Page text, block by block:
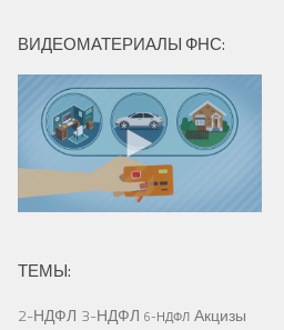
ВИДЕОМАТЕРИАЛЫ ФНС:
ТЕМЫ:
2-НДФЛ 3-НДФЛ 6-НДФЛ Акцизы